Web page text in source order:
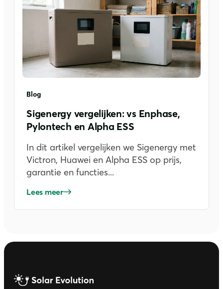
Blog
Sigenergy vergelijken: vs Enphase,
Pylontech en Alpha ESS
In dit artikel vergelijken we Sigenergy met
Victron, Huawei en Alpha ESS op prijs,
garantie en functies...
Lees meer